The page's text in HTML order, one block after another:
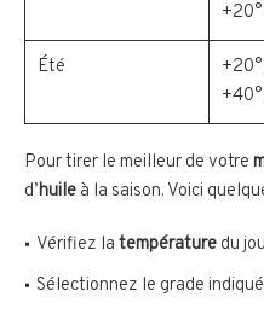
Été
Pour tirer le meilleur de votre
d’huile à la saison. Voici
Vérifiez la température du
Sélectionnez le grade